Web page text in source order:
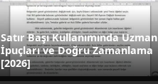
Satır Başı Kullanımında Uzman
İpuçları ve Doğru Zamanlama
[2026]